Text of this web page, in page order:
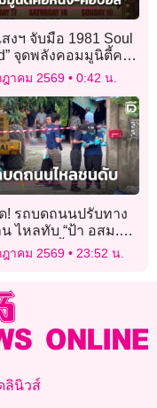
งฯ จับมือ 1981 Soul
จุดพลังคอมมูนิตี้คอ
อบอล
ฎาคม 2569 0:42 น.
! รถบดถนนปรับทาง
น ไหลทับ “ป้า อสม.วัย
คาประตูรั้ว
ฎาคม 2569 23:52 น.
ลินิวส์